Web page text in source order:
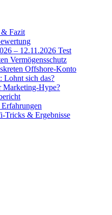
& Fazit
– 12.11.2026 Test
Vermögensschutz
Offshore-Konto
Lohnt sich das?
Marketing-Hype?
Tricks & Ergebnisse